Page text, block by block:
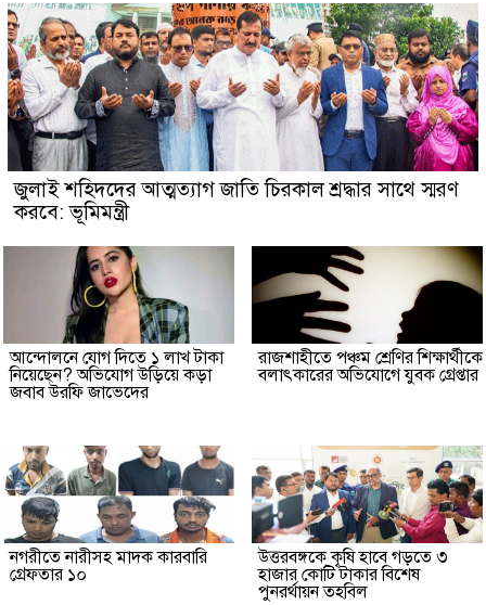
জুলাই শহিদদের আত্মত্যাগ জাতি চিরকাল শ্রদ্ধার সাথে স্মরণ
করবে: ভূমিমন্ত্রী
আন্দোলনে যোগ দিতে ১ লাখ টাকা
নিয়েছেন? অভিযোগ উড়িয়ে কড়া
জবাব উরফি জাভেদের
রাজশাহীতে পঞ্চম শ্রেণির শিক্ষার্থীকে
বলাৎকারের অভিযোগে যুবক গ্রেপ্তার
নগরীতে নারীসহ মাদক কারবারি
গ্রেফতার ১০
উত্তরবঙ্গকে কৃষি হাবে গড়তে ৩
হাজার কোটি টাকার বিশেষ
পুনরর্থায়ন তহবিল